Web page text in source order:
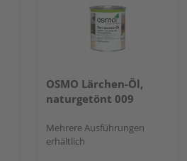
OSMO Lärchen-Öl,
naturgetönt 009
Mehrere Ausführungen
erhältlich